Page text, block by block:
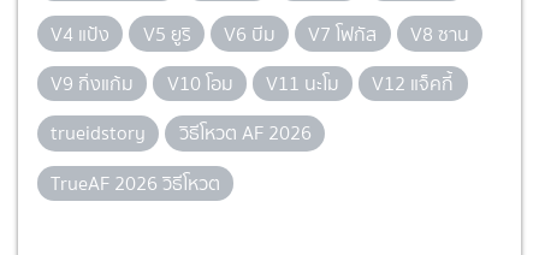
V4 แป้ง
V5 ยูริ V6 บีม V7 โฟกัส
V8 ซาน
V9 กิ่งแก้ม
V10 โอม V11 นะโม
V12 แจ็คกี้
trueidstory
วิธีโหวต AF 2026
TrueAF 2026 วิธีโหวต